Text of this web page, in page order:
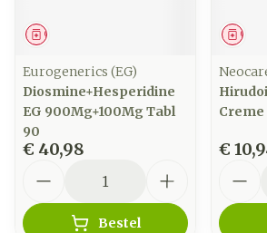
Geneesmiddel
Eurogenerics (EG)
Diosmine+Hesperidine
EG 900Mg+100Mg Tabl
90
€ 40,98
Bestel
Creme
€